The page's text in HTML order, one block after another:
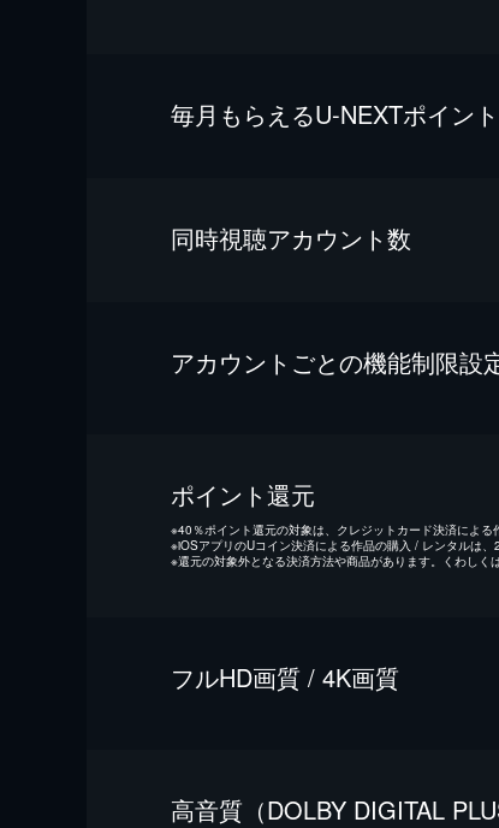
毎⽉もらえるU-NEXTポイント
同時視聴アカウント数
アカウントごとの機能制限設
ポイント還元
※40％ポイント還元の対象は、クレジットカード決済による
※iOSアプリのUコイン決済による作品の購入 / レンタルは、
※還元の対象外となる決済方法や商品があります。くわしく
フルHD画質 / 4K画質
⾼⾳質（DOLBY DIGITAL